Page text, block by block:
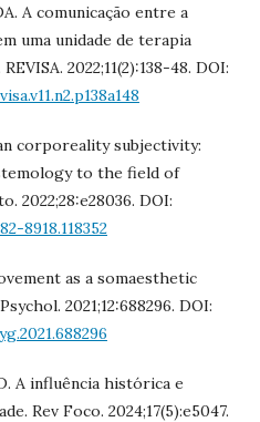
A comunicação entre a
uma unidade de terapia
2022;11(2):138-48. DOI:
corporeality subjectivity:
to the field of
2022;28:e28036. DOI:
8918.118352
as a somaesthetic
2021;12:688296. DOI:
A influência histórica e
Rev Foco. 2024;17(5):e5047.